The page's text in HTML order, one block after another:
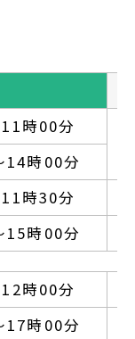
時00分
14時00分
時30分
15時00分
時00分
17時00分